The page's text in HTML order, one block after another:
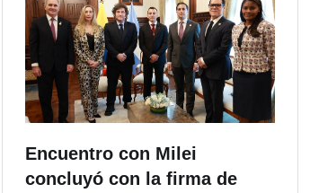
Encuentro con Milei
concluyó con la firma de